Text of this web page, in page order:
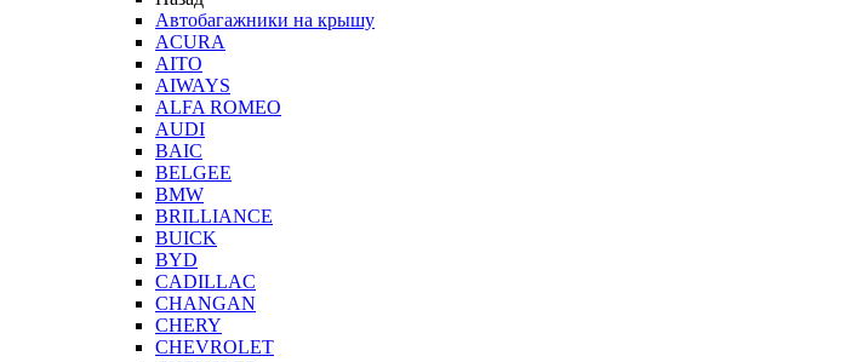
Автобагажники на крышу
ACURA
AITO
AIWAYS
ALFA ROMEO
AUDI
BAIC
BELGEE
BMW
BRILLIANCE
BUICK
BYD
CADILLAC
CHANGAN
CHERY
CHEVROLET